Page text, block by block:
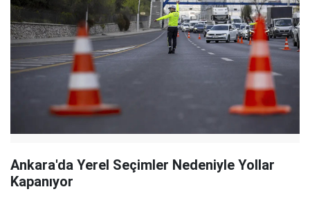
Ankara'da Yerel Seçimler Nedeniyle Yollar
Kapanıyor